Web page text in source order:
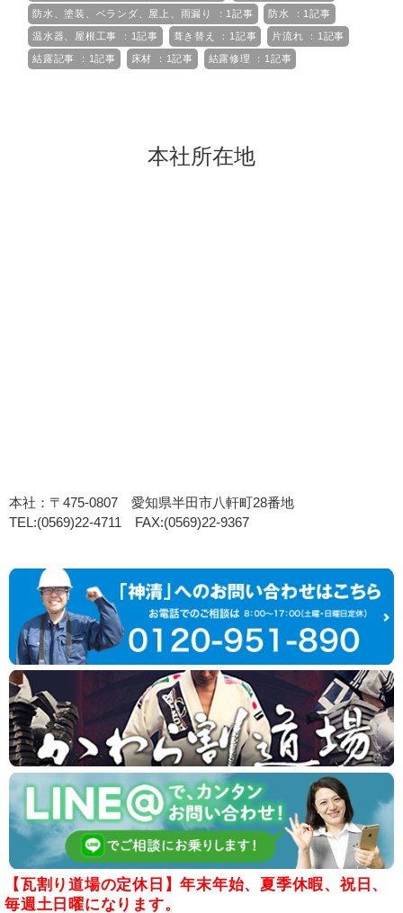
防水、塗装、ベランダ、屋上、雨漏り ：1記事 防水 ：1記事
温水器、屋根工事 ：1記事 葺き替え ：1記事 片流れ ：1記事
結露記事 ：1記事 床材 ：1記事 結露修理 ：1記事
本社所在地
本社：〒475-0807 愛知県半田市八軒町28番地
TEL:(0569)22-4711 FAX:(0569)22-9367
【瓦割り道場の定休日】年末年始、夏季休暇、祝日、
毎週土日曜になります。